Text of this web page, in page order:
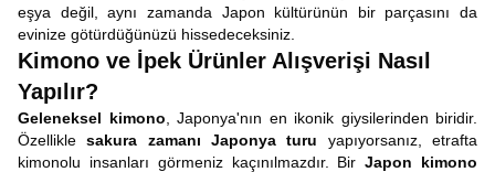
eşya değil, aynı zamanda Japon kültürünün bir parçasını da
evinize götürdüğünüzü hissedeceksiniz.
Kimono ve İpek Ürünler Alışverişi Nasıl
Yapılır?
Geleneksel kimono , Japonya'nın en ikonik giysilerinden biridir.
Özelliklesakura zamanı Japonya turu yapıyorsanız, etrafta
kimonolu insanları görmeniz kaçınılmazdır. BirJapon kimono